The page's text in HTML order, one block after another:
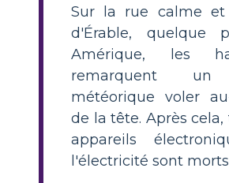
Sur la rue calme et
d'Érable, quelque
Amérique, les
remarquent
météorique voler
de la tête. Après cela,
appareils
l'électricité sont